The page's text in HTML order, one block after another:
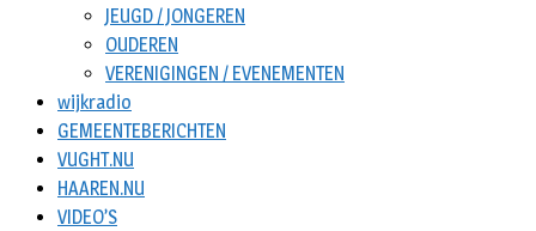
JEUGD / JONGEREN
OUDEREN
VERENIGINGEN / EVENEMENTEN
wijkradio
GEMEENTEBERICHTEN
VUGHT.NU
HAAREN.NU
VIDEO’S